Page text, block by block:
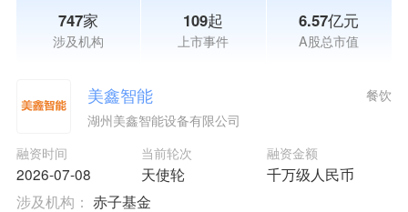
747家
涉及机构
109起
上市事件
6.57亿元
A股总市值
美鑫智能
湖州美鑫智能设备有限公司
融资时间
2026-07-08
当前轮次
天使轮
融资金额
千万级人民币
餐饮
涉及机构： 赤子基金